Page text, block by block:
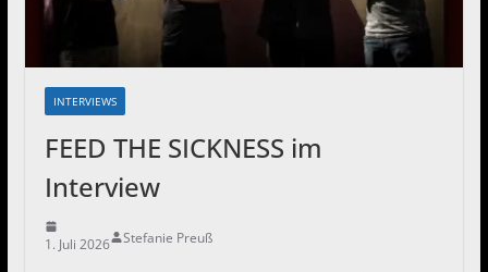
INTERVIEWS
FEED THE SICKNESS im
Interview
1. Juli 2026 Stefanie Preuß